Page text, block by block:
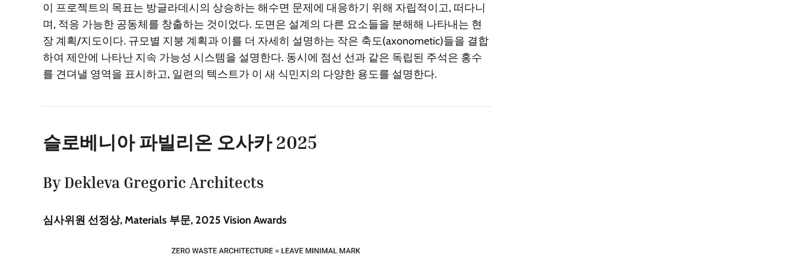
이 프로젝트의 목표는 방글라데시의 상승하는 해수면 문제에 대응하기 위해 자립적이고, 떠다니
며, 적응 가능한 공동체를 창출하는 것이었다. 도면은 설계의 다른 요소들을 분해해 나타내는 현
장 계획/지도이다. 규모별 지붕 계획과 이를 더 자세히 설명하는 작은 축도(axonometic)들을 결합
하여 제안에 나타난 지속 가능성 시스템을 설명한다. 동시에 점선 선과 같은 독립된 주석은 홍수
를 견뎌낼 영역을 표시하고, 일련의 텍스트가 이 새 식민지의 다양한 용도를 설명한다.
슬로베니아 파빌리온 오사카 2025
By Dekleva Gregoric Architects
심사위원 선정상, Materials 부문, 2025 Vision Awards